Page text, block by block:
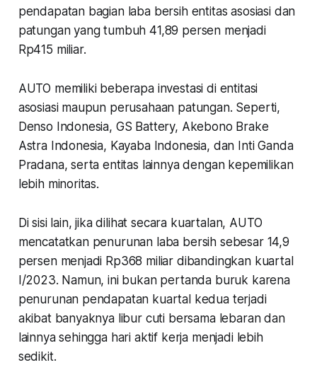
pendapatan bagian laba bersih entitas asosiasi dan
patungan yang tumbuh 41,89 persen menjadi
Rp415 miliar.
AUTO memiliki beberapa investasi di entitasi
asosiasi maupun perusahaan patungan. Seperti,
Denso Indonesia, GS Battery, Akebono Brake
Astra Indonesia, Kayaba Indonesia, dan Inti Ganda
Pradana, serta entitas lainnya dengan kepemilikan
lebih minoritas.
Di sisi lain, jika dilihat secara kuartalan, AUTO
mencatatkan penurunan laba bersih sebesar 14,9
persen menjadi Rp368 miliar dibandingkan kuartal
I/2023. Namun, ini bukan pertanda buruk karena
penurunan pendapatan kuartal kedua terjadi
akibat banyaknya libur cuti bersama lebaran dan
lainnya sehingga hari aktif kerja menjadi lebih
sedikit.